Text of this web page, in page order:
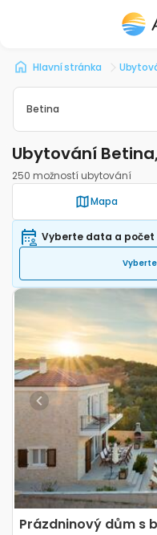
Hlavní stránka
Betina
Ubytování
250 možností ubytování
Mapa
Vyberte data a počet
Previous
Prázdninový dům s